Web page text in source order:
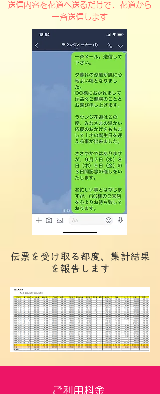
送信内容を花道へ送るだけで、花道から
一斉送信します
伝票を受け取る都度、集計結果
を報告します
ご利用料金